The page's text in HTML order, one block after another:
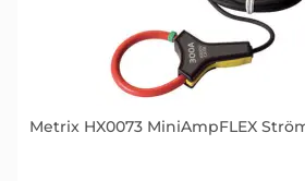
Metrix HX0073 MiniAmpFLEX